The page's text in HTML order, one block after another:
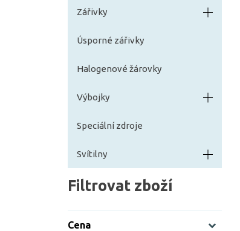
Zářivky
Úsporné zářivky
Halogenové žárovky
Výbojky
Speciální zdroje
Svítilny
Filtrovat zboží
Cena